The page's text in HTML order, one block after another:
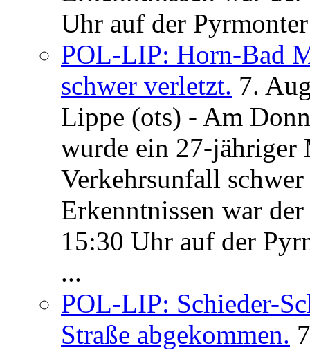
Uhr auf der
POL-LIP: Horn-Bad
schwer verletzt. 7.
Lippe (ots) - Am
wurde ein 27-jähriger
Verkehrsunfall
Erkenntnissen war
15:30 Uhr auf der
...
POL-LIP: Schieder-
Straße abgekommen.